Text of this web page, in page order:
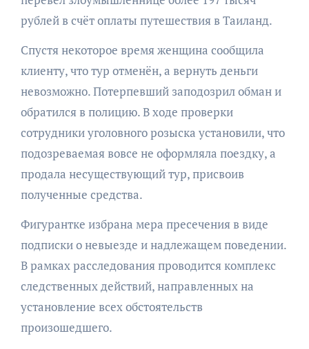
рублей в счёт оплаты путешествия в Таиланд.
Спустя некоторое время женщина сообщила
клиенту, что тур отменён, а вернуть деньги
невозможно. Потерпевший заподозрил обман и
обратился в полицию. В ходе проверки
сотрудники уголовного розыска установили, что
подозреваемая вовсе не оформляла поездку, а
продала несуществующий тур, присвоив
полученные средства.
Фигурантке избрана мера пресечения в виде
подписки о невыезде и надлежащем поведении.
В рамках расследования проводится комплекс
следственных действий, направленных на
установление всех обстоятельств
произошедшего.